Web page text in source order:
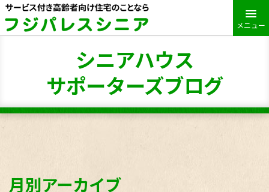
メニュー
シニアハウス
サポーターズブログ
月別アーカイブ